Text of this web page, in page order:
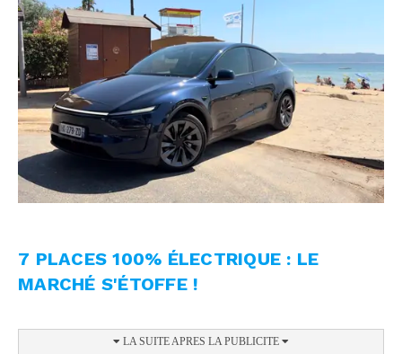
7 PLACES 100% ÉLECTRIQUE : LE
MARCHÉ S'ÉTOFFE !